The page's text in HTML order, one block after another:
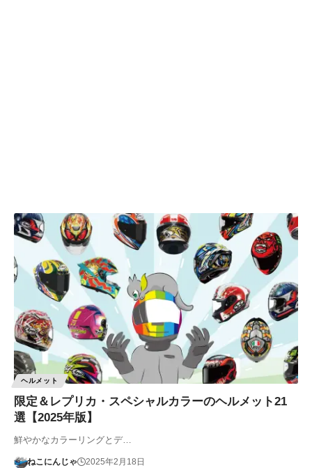
ヘルメット
限定＆レプリカ・スペシャルカラーのヘルメット21
選【2025年版】
鮮やかなカラーリングとデ…
ねこにんじゃ 2025年2月18日